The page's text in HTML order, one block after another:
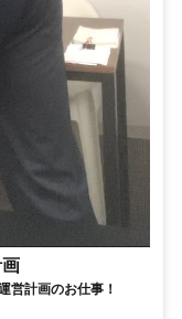
営計画のお仕事！